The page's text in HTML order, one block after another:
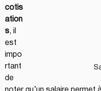
cotis
ation
s, il
est
impo
rtant
de